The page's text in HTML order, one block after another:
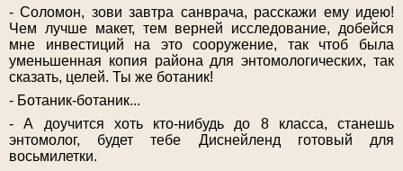
- Соломон, зови завтра санврача, расскажи ему идею!
Чем лучше макет, тем верней исследование, добейся
мне инвестиций на это сооружение, так чтоб была
уменьшенная копия района для энтомологических, так
сказать, целей. Ты же ботаник!
- Ботаник-ботаник...
- А доучится хоть кто-нибудь до 8 класса, станешь
энтомолог, будет тебе Диснейленд готовый для
восьмилетки.